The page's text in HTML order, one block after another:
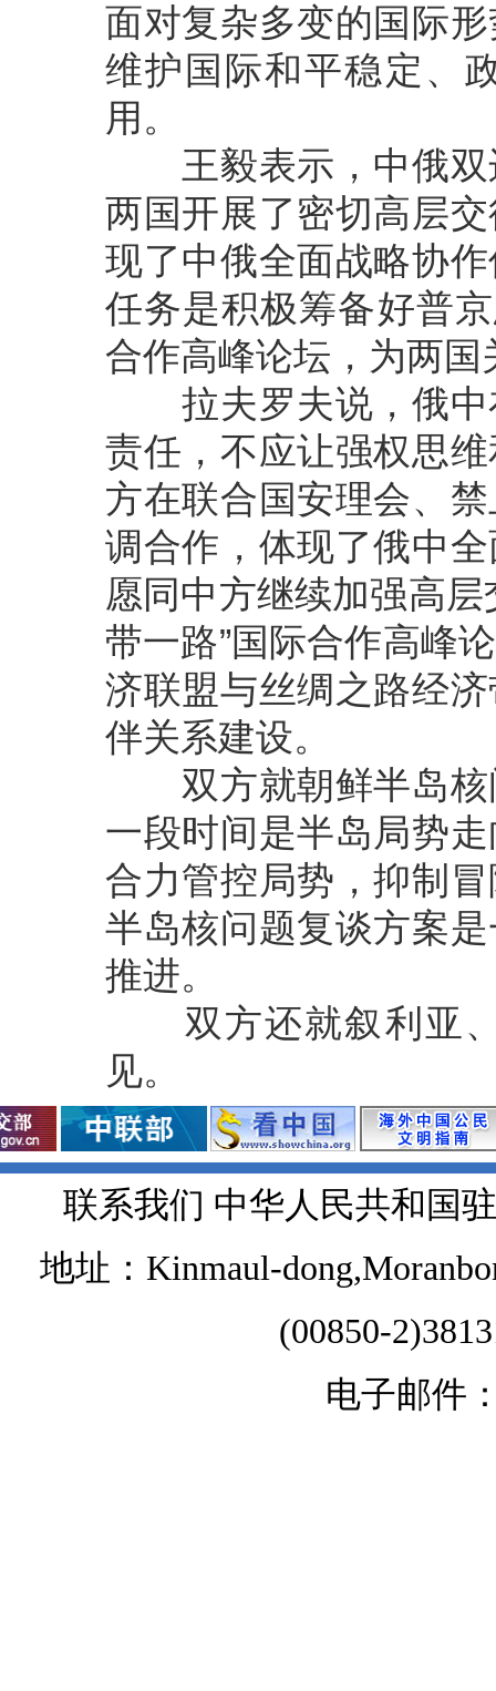
面对复杂多变的国际
维护国际和平稳定、
用。
王毅表示，中俄双
两国开展了密切高层
现了中俄全面战略协
任务是积极筹备好普
合作高峰论坛，为两
拉夫罗夫说，俄中
责任，不应让强权思
方在联合国安理会、
调合作，体现了俄中
愿同中方继续加强高
带一路”国际合作高峰
济联盟与丝绸之路经
伴关系建设。
双方就朝鲜半岛核
一段时间是半岛局势
合力管控局势，抑制
半岛核问题复谈方案
推进。
双方还就叙利亚、
见。
联系我们 中华人民共和国
地址：Kinmaul-
(00850-
电子邮件